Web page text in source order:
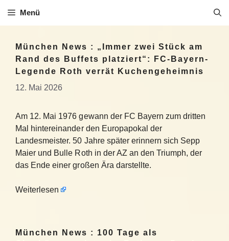
Inhalt
Menü
München News : „Immer zwei Stück am
Rand des Buffets platziert“: FC-Bayern-
Legende Roth verrät Kuchengeheimnis
12. Mai 2026
Am 12. Mai 1976 gewann der FC Bayern zum dritten
Mal hintereinander den Europapokal der
Landesmeister. 50 Jahre später erinnern sich Sepp
Maier und Bulle Roth in der AZ an den Triumph, der
das Ende einer großen Ära darstellte.
Weiterlesen
München News : 100 Tage als